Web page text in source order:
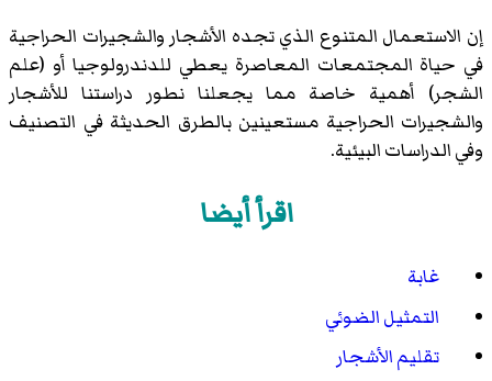
إن الاستعمال المتنوع الذي تجده الأشجار والشجيرات الحراجية
في حياة المجتمعات المعاصرة يعطي للدندرولوجيا أو (علم
الشجر) أهمية خاصة مما يجعلنا نطور دراستنا للأشجار
والشجيرات الحراجية مستعينين بالطرق الحديثة في التصنيف
وفي الدراسات البيئية.
اقرأ أيضا
غابة
التمثيل الضوئي
تقليم الأشجار